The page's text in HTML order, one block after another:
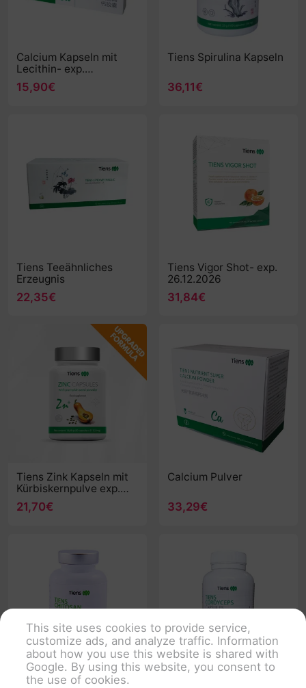
Calcium Kapseln mit
Lecithin- exp.
31.12.2026
15,90€
Tiens Spirulina Kapseln
36,11€
Tiens Teeähnliches
Erzeugnis
22,35€
Tiens Vigor Shot- exp.
26.12.2026
31,84€
Tiens Zink Kapseln mit
Kürbiskernpulve exp.
31.08.2026
21,70€
Calcium Pulver
33,29€
This site uses cookies to provide service,
customize ads, and analyze traffic. Information
about how you use this website is shared with
Google. By using this website, you consent to
the use of cookies.